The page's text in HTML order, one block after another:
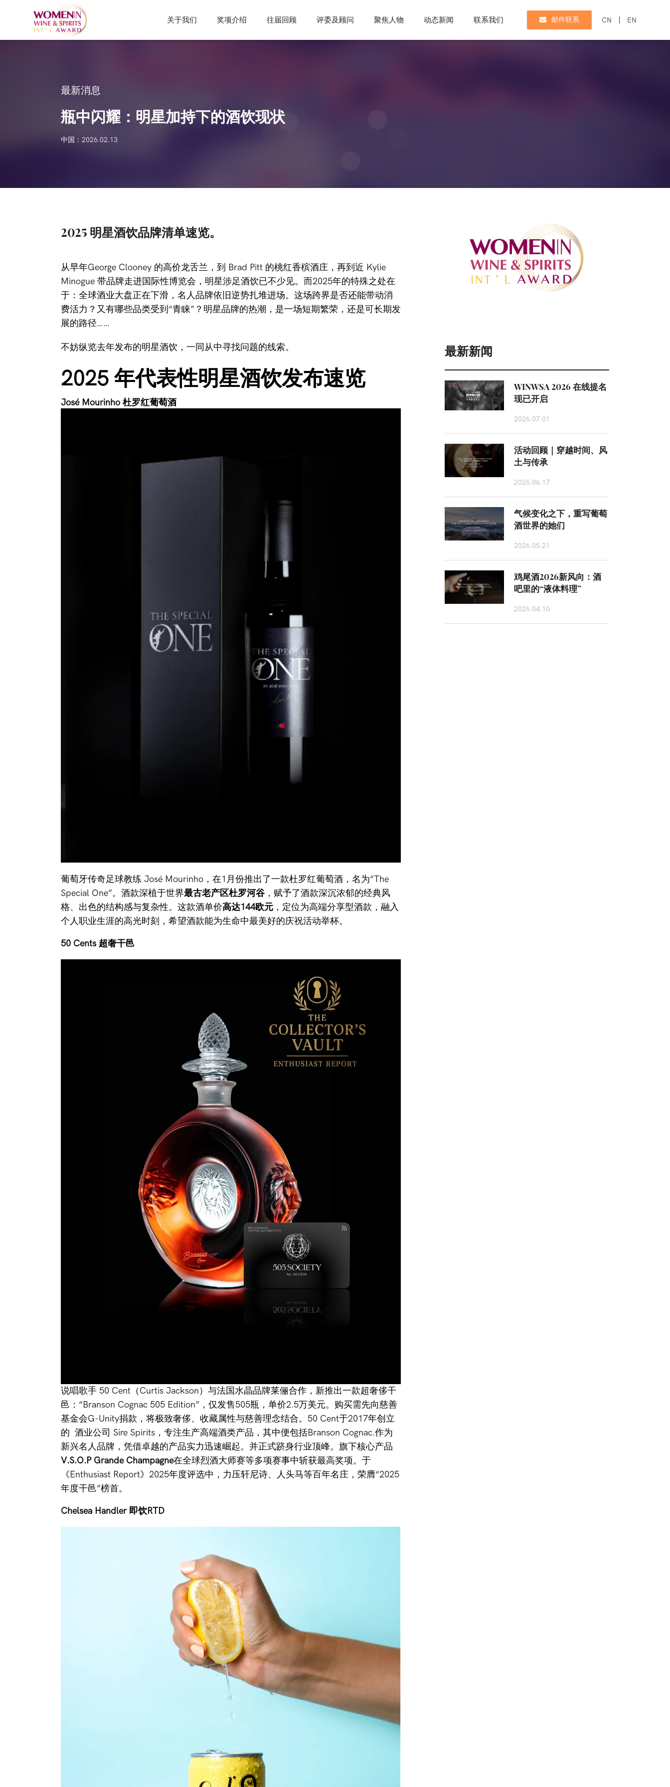
关于我们 奖项介绍 往届回顾 评委及顾问 聚焦人物 动态新闻 联系我们 邮件联系 CN EN
最新消息
瓶中闪耀：明星加持下的酒饮现状
中国：2026.02.13
2025 明星酒饮品牌清单速览。
从早年George Clooney 的高价龙舌兰，到 Brad Pitt 的桃红香槟酒庄， 再到近 Kylie
Minogue 带品牌走进国际性博览会， 明星涉足酒饮已不少见。 而2025年的特殊之处在
于： 全球酒业大盘正在下滑 ， 名人品牌依旧逆势扎堆进场。 这场跨界是否还能带动消
费活力？ 又有哪些品类受到“青睐”？ 明星品牌的热潮，是一场短期繁荣 ， 还是可长期发
展的路径……
不妨纵览去年发布的明星酒饮， 一同从中寻找问题的线索。
2025年代表性明星酒饮发布速览
José Mourinho 杜罗红葡萄酒
葡萄牙传奇足球教练 José Mourinho，在1月份推出了一款杜罗红葡萄酒，名为“The
Special One”。酒款深植于世界最古老产区杜罗河谷，赋予了酒款深沉浓郁的经典风
格、出色的结构感与复杂性。这款酒单价高达144欧元 ，定位为高端分享型酒款，融入
个人职业生涯的高光时刻，希望酒款能为生命中最美好的庆祝活动举杯。
50 Cents 超奢干邑
说唱歌手 50 Cent（Curtis Jackson）与法国水晶品牌莱俪合作，新推出一款超奢侈干
邑：“Branson Cognac 505 Edition”，仅发售505瓶，单价2.5万美元。购买需先向慈善
基金会G-Unity捐款，将极致奢侈、收藏属性与慈善理念结合。50 Cent于2017年创立
的 酒业公司 Sire Spirits，专注生产高端酒类产品，其中便包括Branson Cognac.作为
新兴名人品牌，凭借卓越的产品实力迅速崛起。并正式跻身行业顶峰。旗下核心产品
V.S.O.P Grande Champagne在全球烈酒大师赛等多项赛事中斩获最高奖项。于
《Enthusiast Report》2025年度评选中，力压轩尼诗、人头马等百年名庄，荣膺“2025
年度干邑”榜首。
Chelsea Handler 即饮RTD
最新新闻
WINWSA 2026 在线提名
现已开启
2026.07.01
活动回顾｜穿越时间、风
土与传承
2026.06.17
气候变化之下，重写葡萄
酒世界的她们
2026.05.21
鸡尾酒2026新风向：酒
吧里的“液体料理”
2026.04.10